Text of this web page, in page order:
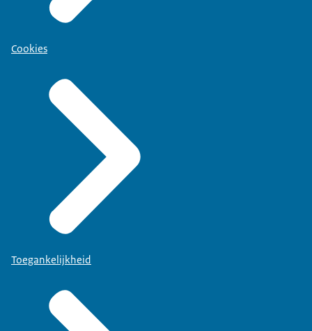
Cookies
Toegankelijkheid